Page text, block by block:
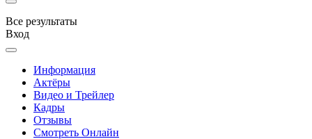
Все результаты
Вход
Информация
Актёры
Видео и Трейлер
Кадры
Отзывы
Смотреть Онлайн